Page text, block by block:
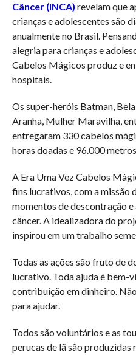
Câncer (INCA) revelam que
crianças e adolescentes são
anualmente no Brasil.
alegria para crianças e
Cabelos Mágicos produz e
hospitais.
Os super-heróis Batman,
Aranha, Mulher Maravilha,
entregaram 330 cabelos
horas doadas e 96.000
A Era Uma Vez Cabelos
fins lucrativos, com a missão
momentos de descontração
câncer. A idealizadora do
inspirou em um trabalho
Todas as ações são fruto de
lucrativo. Toda ajuda é bem-
contribuição em dinheiro.
para ajudar.
Todos são voluntários e as
perucas de lã são